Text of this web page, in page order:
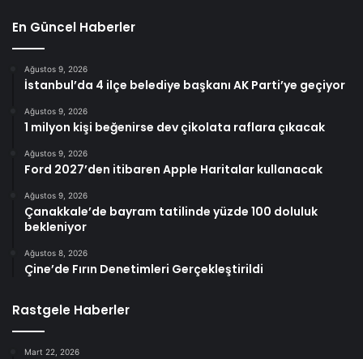
En Güncel Haberler
Ağustos 9, 2026
İstanbul’da 4 ilçe belediye başkanı AK Parti’ye geçiyor
Ağustos 9, 2026
1 milyon kişi beğenirse dev çikolata raflara çıkacak
Ağustos 9, 2026
Ford 2027’den itibaren Apple Haritalar kullanacak
Ağustos 9, 2026
Çanakkale’de bayram tatilinde yüzde 100 doluluk
bekleniyor
Ağustos 8, 2026
Çine’de Fırın Denetimleri Gerçekleştirildi
Rastgele Haberler
Mart 22, 2026